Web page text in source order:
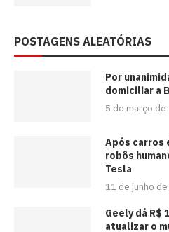
POSTAGENS ALEATÓRIAS
Por
domiciliar a
5 de março de
Após carros
robôs
Tesla
11 de junho
Geely dá R$
atualizar o